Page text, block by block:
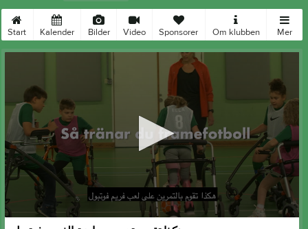
Start Kalender Bilder Video Sponsorer Om klubben Mer